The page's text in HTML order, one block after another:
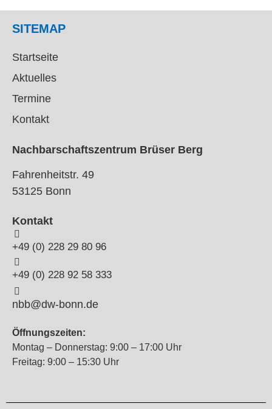
SITEMAP
Startseite
Aktuelles
Termine
Kontakt
Nachbarschaftszentrum Brüser Berg
Fahrenheitstr. 49
53125 Bonn
Kontakt
+49 (0) 228 29 80 96
+49 (0) 228 92 58 333
nbb@dw-bonn.de
Öffnungszeiten:
Montag – Donnerstag: 9:00 – 17:00 Uhr
Freitag: 9:00 – 15:30 Uhr